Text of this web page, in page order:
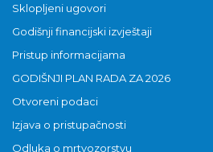
Sklopljeni ugovori
Godišnji financijski izvještaji
Pristup informacijama
GODIŠNJI PLAN RADA ZA 2026
Otvoreni podaci
Izjava o pristupačnosti
Odluka o mrtvozorstvu